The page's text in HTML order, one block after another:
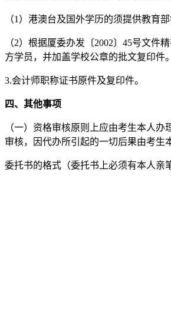
（1）港澳台及国外学历的须提供教育
（2）根据厦委办发〔2002〕45号文
方学员，并加盖学校公章的批文复印件。
3.会计师职称证书原件及复印件。
四、其他事项
（一）资格审核原则上应由考生本人
审核，因代办所引起的一切后果由考生
委托书的格式（委托书上必须有本人亲